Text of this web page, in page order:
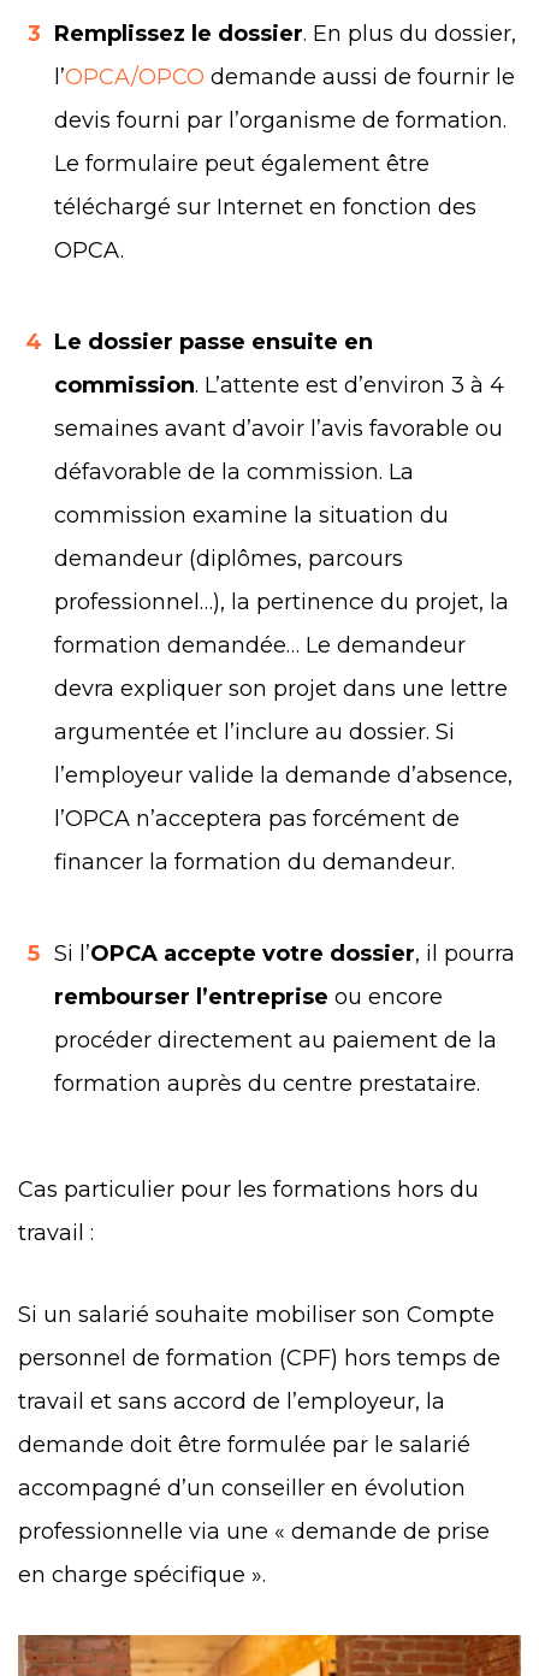
3 Remplissez le dossier. En plus du dossier,
l’OPCA/OPCO demande aussi de fournir le
devis fourni par l’organisme de formation.
Le formulaire peut également être
téléchargé sur Internet en fonction des
OPCA.
4 Le dossier passe ensuite en
commission. L’attente est d’environ 3 à 4
semaines avant d’avoir l’avis favorable ou
défavorable de la commission. La
commission examine la situation du
demandeur (diplômes, parcours
professionnel…), la pertinence du projet, la
formation demandée… Le demandeur
devra expliquer son projet dans une lettre
argumentée et l’inclure au dossier. Si
l’employeur valide la demande d’absence,
l’OPCA n’acceptera pas forcément de
financer la formation du demandeur.
5 Si l’OPCA accepte votre dossier, il pourra
rembourser l’entreprise ou encore
procéder directement au paiement de la
formation auprès du centre prestataire.
Cas particulier pour les formations hors du
travail :
Si un salarié souhaite mobiliser son Compte
personnel de formation (CPF) hors temps de
travail et sans accord de l’employeur, la
demande doit être formulée par le salarié
accompagné d’un conseiller en évolution
professionnelle via une « demande de prise
en charge spécifique ».